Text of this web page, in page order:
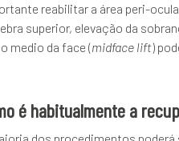
reabilitar a área peri-
superior, elevação da
medio da face (midface lift)
é habitualmente a